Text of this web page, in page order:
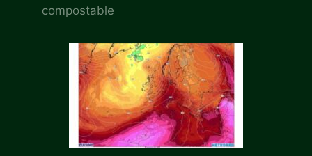
compostable